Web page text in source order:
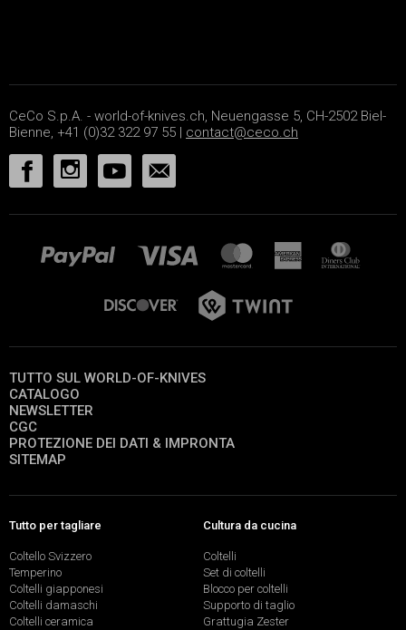
CeCo S.p.A. - world-of-knives.ch, Neuengasse 5, CH-2502 Biel-
Bienne, +41 (0)32 322 97 55 | contact@ceco.ch
TUTTO SUL WORLD-OF-KNIVES
CATALOGO
NEWSLETTER
CGC
PROTEZIONE DEI DATI & IMPRONTA
SITEMAP
Tutto per tagliare
Coltello Svizzero
Temperino
Coltelli giapponesi
Coltelli damaschi
Coltelli ceramica
Cultura da cucina
Coltelli
Set di coltelli
Blocco per coltelli
Supporto di taglio
Grattugia Zester